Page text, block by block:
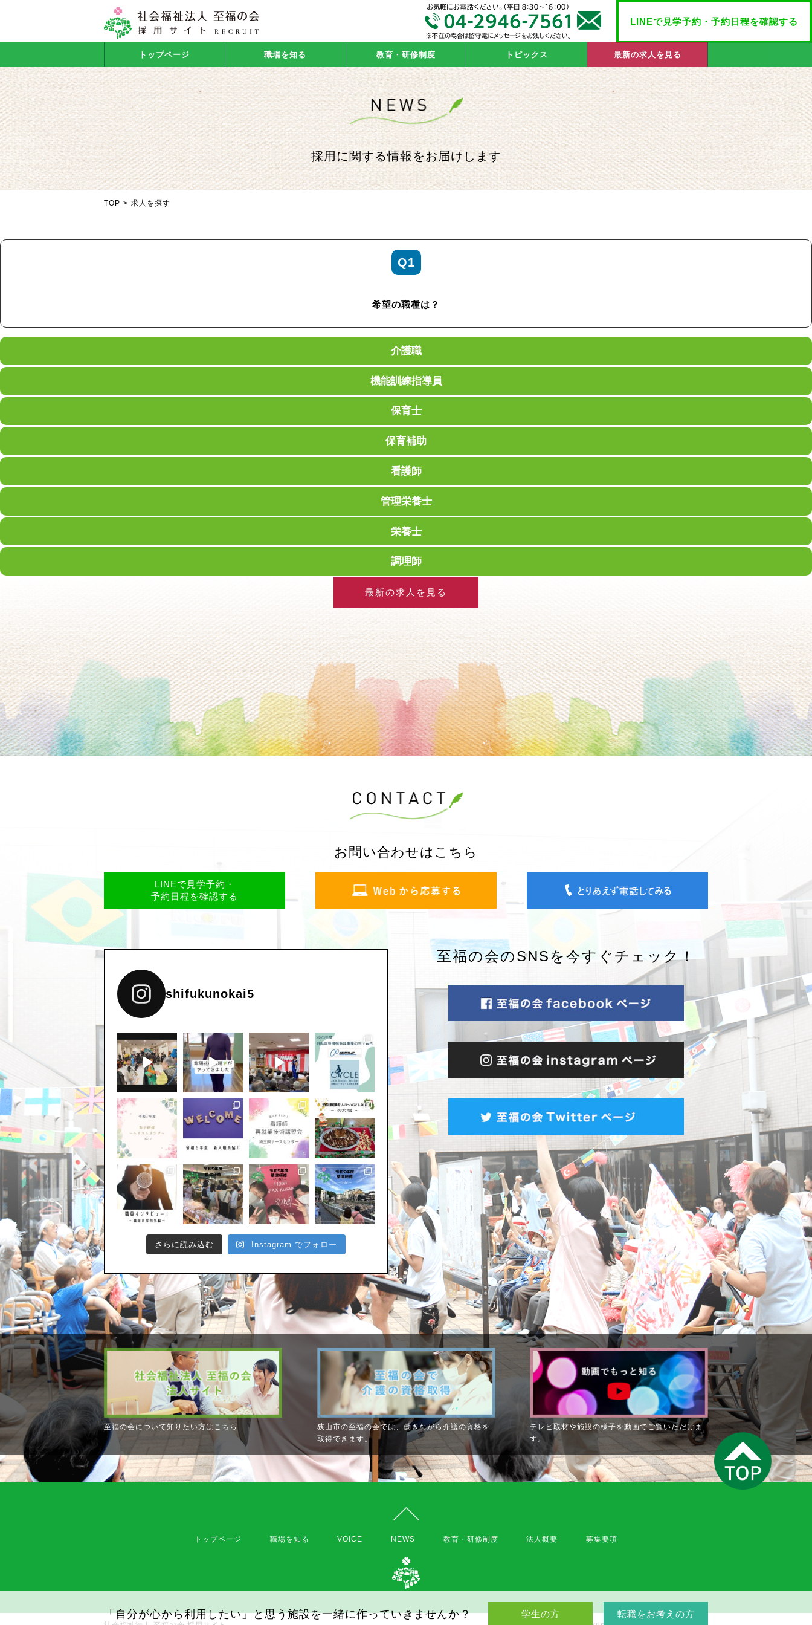
LINEで見学予約・予約日程を確認する
トップページ 職場を知る 教育・研修制度 トピックス 最新の求人を見る
採用に関する情報をお届けします
TOP > 求人を探す
Q1
希望の職種は？
介護職
機能訓練指導員
保育士
保育補助
看護師
管理栄養士
栄養士
調理師
最新の求人を見る
お問い合わせはこちら
LINEで見学予約・
予約日程を確認する
shifukunokai5
さらに読み込む Instagram でフォロー
至福の会のSNSを今すぐチェック！
至福の会について知りたい方はこちら
狭山市の至福の会では、働きながら介護の資格を
取得できます。
テレビ取材や施設の様子を動画でご覧いただけま
す。
トップページ 職場を知る VOICE NEWS 教育・研修制度 法人概要 募集要項
「自分が心から利用したい」と思う施設を一緒に作っていきませんか？ 学生の方 転職をお考えの方